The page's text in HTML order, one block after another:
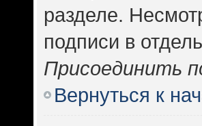
разделе.
подписи в
Присоединить
Вернуться к